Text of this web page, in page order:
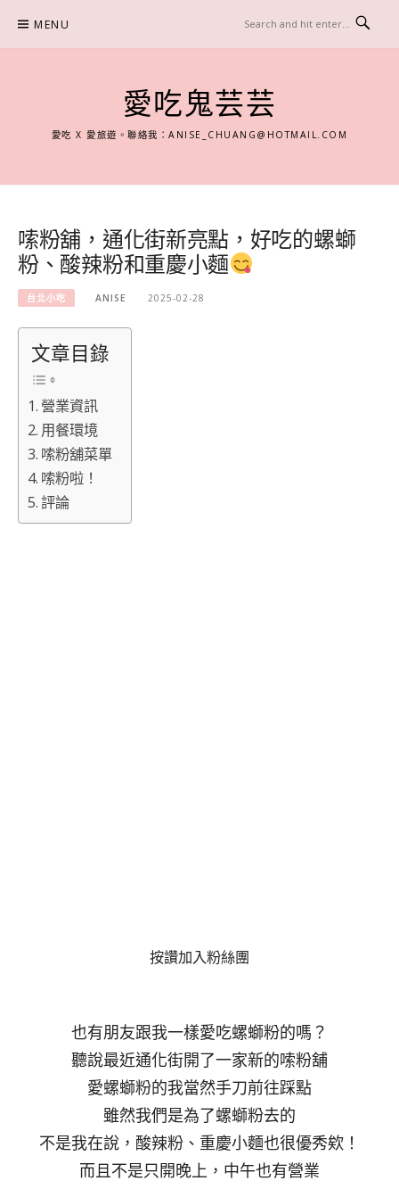
content
MENU
愛吃鬼芸芸
愛吃 X 愛旅遊。聯絡我：ANISE_CHUANG@HOTMAIL.COM
嗦粉舖，通化街新亮點，好吃的螺螄
粉、酸辣粉和重慶小麵
台北小吃 ANISE 2025-02-28
文章目錄
營業資訊
用餐環境
嗦粉舖菜單
嗦粉啦！
評論
按讚加入粉絲團
也有朋友跟我一樣愛吃螺螄粉的嗎？
聽說最近通化街開了一家新的嗦粉舖
愛螺螄粉的我當然手刀前往踩點
雖然我們是為了螺螄粉去的
不是我在說，酸辣粉、重慶小麵也很優秀欸！
而且不是只開晚上，中午也有營業